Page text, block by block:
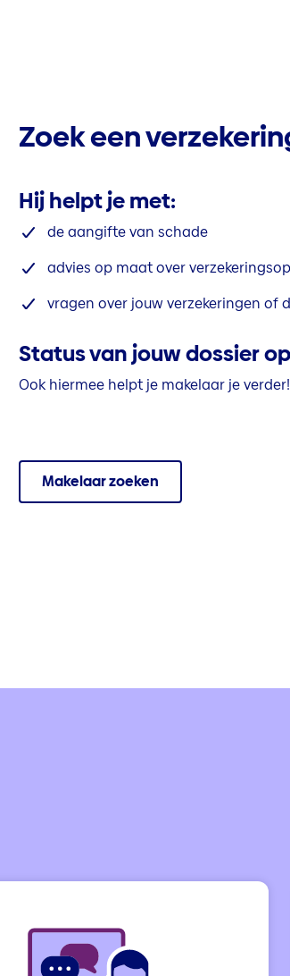
Zoek een
Hij helpt je met:
de aangifte van schade
advies op maat over
vragen over jouw verzekeringen of
Status van jouw dossier
Ook hiermee helpt je makelaar je verder!
Makelaar zoeken